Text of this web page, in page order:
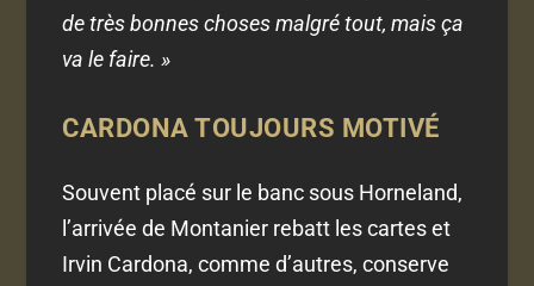
de très bonnes choses malgré tout, mais ça
va le faire. »
CARDONA TOUJOURS MOTIVÉ
Souvent placé sur le banc sous Horneland,
l’arrivée de Montanier rebatt les cartes et
Irvin Cardona, comme d’autres, conserve